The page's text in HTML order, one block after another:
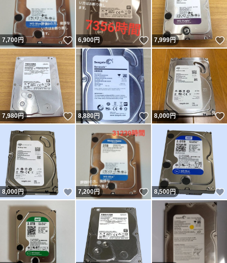
7,700円 いいね！
6,900円 いいね！
7,999円
7,980円 いいね！
8,880円 いいね！
8,000円
8,000円 いいね！
7,200円 いいね！
8,500円